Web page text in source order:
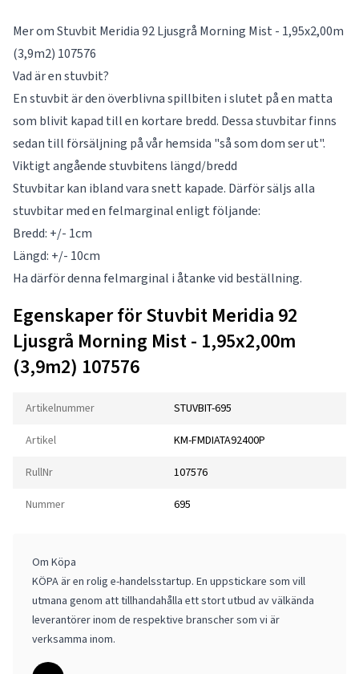
Mer om Stuvbit Meridia 92 Ljusgrå Morning Mist - 1,95x2,00m
(3,9m2) 107576
Vad är en stuvbit?
En stuvbit är den överblivna spillbiten i slutet på en matta
som blivit kapad till en kortare bredd. Dessa stuvbitar finns
sedan till försäljning på vår hemsida "så som dom ser ut".
Viktigt angående stuvbitens längd/bredd
Stuvbitar kan ibland vara snett kapade. Därför säljs alla
stuvbitar med en felmarginal enligt följande:
Bredd: +/- 1cm
Längd: +/- 10cm
Ha därför denna felmarginal i åtanke vid beställning.
Egenskaper för Stuvbit Meridia 92
Ljusgrå Morning Mist - 1,95x2,00m
(3,9m2) 107576
Artikelnummer STUVBIT-695
Artikel KM-FMDIATA92400P
RullNr 107576
Nummer 695
Om Köpa
KÖPA är en rolig e-handelsstartup. En uppstickare som vill
utmana genom att tillhandahålla ett stort utbud av välkända
leverantörer inom de respektive branscher som vi är
verksamma inom.